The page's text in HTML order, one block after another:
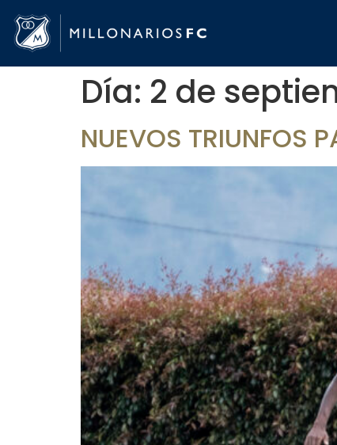
Día: 2 de
NUEVOS TRIUNFOS